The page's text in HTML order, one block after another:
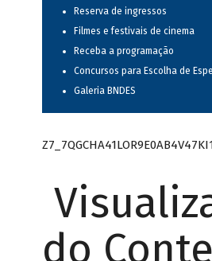
Reserva de ingressos
Filmes e festivais de cinema
Receba a programação
Concursos para Escolha de
Galeria BNDES
do